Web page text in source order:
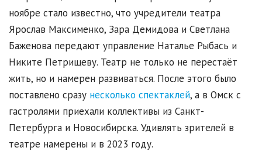
ноябре стало известно, что учредители театра
Ярослав Максименко, Зара Демидова и Светлана
Баженова передают управление Наталье Рыбась и
Никите Петрищеву. Театр не только не перестаёт
жить, но и намерен развиваться. После этого было
поставлено сразу несколько спектаклей, а в Омск с
гастролями приехали коллективы из Санкт-
Петербурга и Новосибирска. Удивлять зрителей в
театре намерены и в 2023 году.